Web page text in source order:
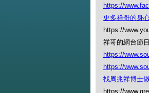
https://
更多祥哥的身
https://
祥哥的網台節目
https://
https://
找周兆祥博士
https://